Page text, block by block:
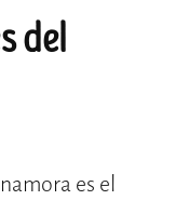
del
es el